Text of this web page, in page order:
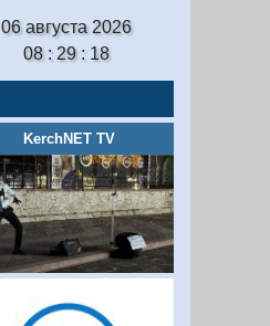
06 августа 2026
08 : 29 : 19
KerchNET TV